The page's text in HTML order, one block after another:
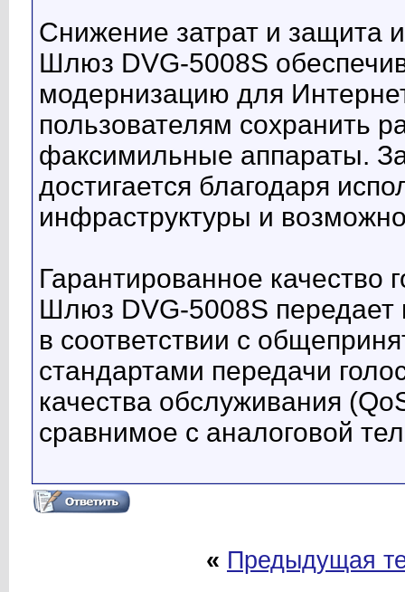
Снижение затрат и защита
Шлюз DVG-5008S
модернизацию для
пользователям сохранить
факсимильные аппараты.
достигается благодаря
инфраструктуры и
Гарантированное качество
Шлюз DVG-5008S
в соответствии с
стандартами передачи
качества обслуживания
сравнимое с аналоговой
« Предыдущая